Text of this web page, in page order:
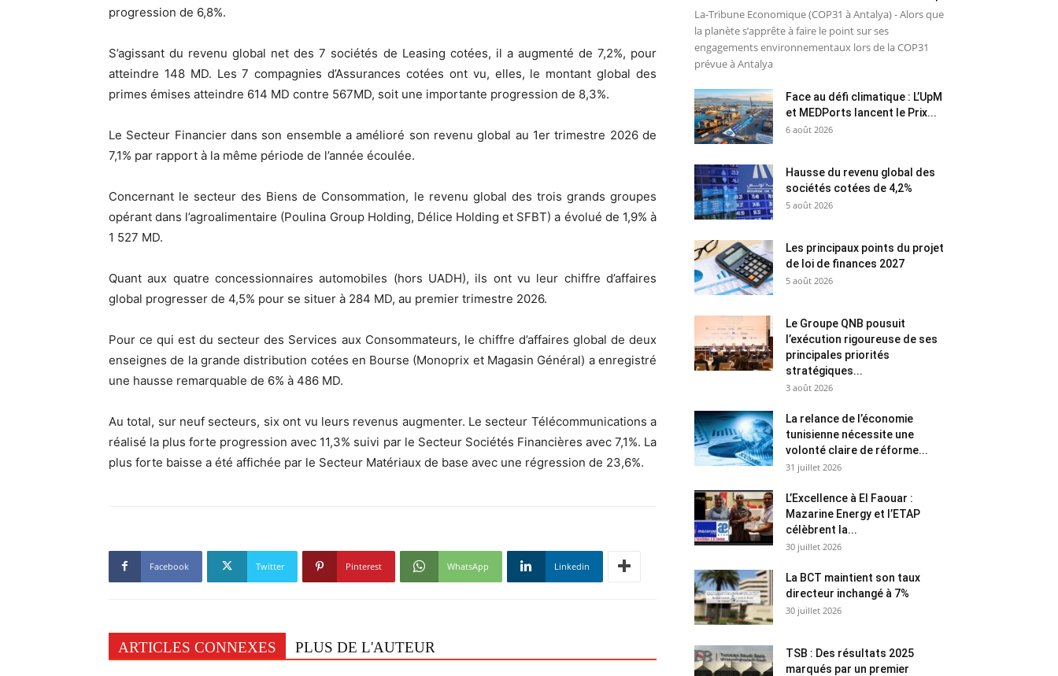
progression de 6,8%.
S’agissant du revenu global net des 7 sociétés de Leasing cotées, il a augmenté de 7,2%, pour
atteindre 148 MD. Les 7 compagnies d’Assurances cotées ont vu, elles, le montant global des
primes émises atteindre 614 MD contre 567MD, soit une importante progression de 8,3%.
Le Secteur Financier dans son ensemble a amélioré son revenu global au 1er trimestre 2026 de
7,1% par rapport à la même période de l’année écoulée.
Concernant le secteur des Biens de Consommation, le revenu global des trois grands groupes
opérant dans l’agroalimentaire (Poulina Group Holding, Délice Holding et SFBT) a évolué de 1,9% à
1 527 MD.
Quant aux quatre concessionnaires automobiles (hors UADH), ils ont vu leur chiffre d’affaires
global progresser de 4,5% pour se situer à 284 MD, au premier trimestre 2026.
Pour ce qui est du secteur des Services aux Consommateurs, le chiffre d’affaires global de deux
enseignes de la grande distribution cotées en Bourse (Monoprix et Magasin Général) a enregistré
une hausse remarquable de 6% à 486 MD.
Au total, sur neuf secteurs, six ont vu leurs revenus augmenter. Le secteur Télécommunications a
réalisé la plus forte progression avec 11,3% suivi par le Secteur Sociétés Financières avec 7,1%. La
plus forte baisse a été affichée par le Secteur Matériaux de base avec une régression de 23,6%.
Facebook Twitter Pinterest WhatsApp Linkedin
ARTICLES CONNEXES PLUS DE L'AUTEUR
La-Tribune Economique (COP31 à Antalya) - Alors que
la planète s’apprête à faire le point sur ses
engagements environnementaux lors de la COP31
prévue à Antalya
Face au défi climatique : L’UpM
et MEDPorts lancent le Prix...
6 août 2026
Hausse du revenu global des
sociétés cotées de 4,2%
5 août 2026
Les principaux points du projet
de loi de finances 2027
5 août 2026
Le Groupe QNB pousuit
l’exécution rigoureuse de ses
principales priorités
stratégiques...
3 août 2026
La relance de l’économie
tunisienne nécessite une
volonté claire de réforme...
31 juillet 2026
L’Excellence à El Faouar :
Mazarine Energy et l’ETAP
célèbrent la...
30 juillet 2026
La BCT maintient son taux
directeur inchangé à 7%
30 juillet 2026
TSB : Des résultats 2025
marqués par un premier